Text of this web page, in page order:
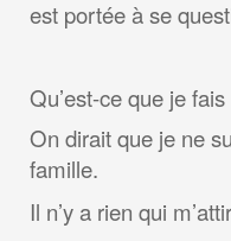
est portée à se
Qu’est-ce que je
On dirait que je ne
famille.
Il n’y a rien qui